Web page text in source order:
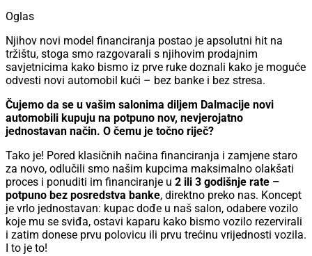
Oglas
Njihov novi model financiranja postao je apsolutni hit na
tržištu, stoga smo razgovarali s njihovim prodajnim
savjetnicima kako bismo iz prve ruke doznali kako je moguće
odvesti novi automobil kući – bez banke i bez stresa.
Čujemo da se u vašim salonima diljem Dalmacije novi
automobili kupuju na potpuno nov, nevjerojatno
jednostavan način. O čemu je točno riječ?
Tako je! Pored klasičnih načina financiranja i zamjene staro
za novo, odlučili smo našim kupcima maksimalno olakšati
proces i ponuditi im financiranje u 2 ili 3 godišnje rate –
potpuno bez posredstva banke, direktno preko nas. Koncept
je vrlo jednostavan: kupac dođe u naš salon, odabere vozilo
koje mu se sviđa, ostavi kaparu kako bismo vozilo rezervirali
i zatim donese prvu polovicu ili prvu trećinu vrijednosti vozila.
I to je to!